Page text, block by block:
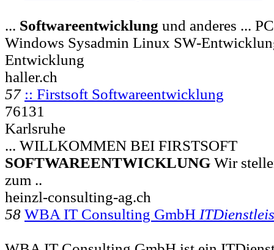
... Softwareentwicklung und anderes ...
Windows Sysadmin Linux SW-
Entwicklung
haller.ch
57 :: Firstsoft Softwareentwicklung
76131
Karlsruhe
... WILLKOMMEN BEI FIRSTSOFT
SOFTWAREENTWICKLUNG Wir
zum ..
heinzl-consulting-ag.ch
58 WBA IT Consulting GmbH